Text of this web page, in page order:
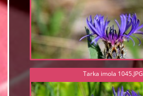
Tarka imola 1045.JPG